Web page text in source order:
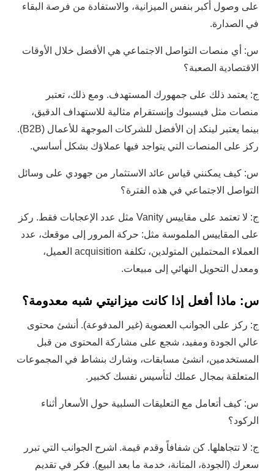
على وصول أكبر بنفس الميزانية، والاستفادة من فرصة البقاء
في الصدارة.
س: أي منصات التواصل الاجتماعي هي الأفضل خلال الأوقات
الاقتصادية الصعبة؟
ج: يعتمد ذلك على جمهورك المستهدف. ومع ذلك، تعتبر
منصات مثل فيسبوك وإنستقرام مثالية للاستهداف الدقيق،
بينما يعتبر لينكد إن الأفضل للشركات الموجهة للأعمال (B2B).
ركز على المنصات التي يتواجد فيها عملاؤك بشكل أساسي.
س: كيف يمكنني قياس عائد الاستثمار من جهودي على وسائل
التواصل الاجتماعي في هذه الفترة؟
ج: لا تعتمد على مقاييس Vanity مثل عدد الإعجابات فقط. ركز
على المقاييس الملموسة مثل: حركة المرور إلى موقعك، عدد
العملاء المحتملين المتولدين، تكلفة acquisition العميل،
ومعدل التحويل النهائي إلى مبيعات.
س: ماذا أفعل إذا كانت ميزانيتي شبه معدومة؟
ج: ركز على الجوانب العضوية (غير المدفوعة). أنشئ محتوى
عالي الجودة ومفيد، شجع على مشاركة المحتوى من قبل
المستخدمين، انشئ مسابقات، وشارك بنشاط في المجموعات
المتعلقة بمجال عملك لتأسيس نفسك كخبير.
س: كيف أتعامل مع التعليقات السلبية حول الأسعار أثناء
الركود؟
ج: لا تتجاهلها. كن شفافاً وقدم قيمة. اشرح الجوانب التي تبرر
سعرك (الجودة، المتانة، خدمة ما بعد البيع). فكر في تقديم